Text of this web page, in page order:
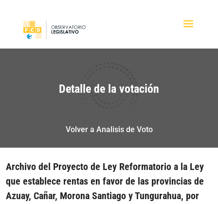
Detalle de la votación
Volver a Analisis de Voto
Archivo del Proyecto de Ley Reformatorio a la Ley
que establece rentas en favor de las provincias de
Azuay, Cañar, Morona Santiago y Tungurahua, por